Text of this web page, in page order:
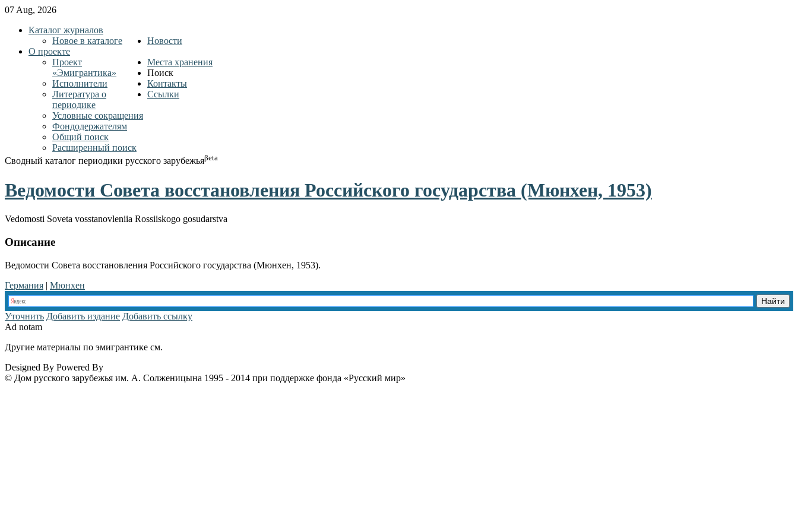
07 Aug, 2026
Каталог журналов
Новое в каталоге
Новости
О проекте
Проект
«Эмигрантика»
Исполнители
Литература о
периодике
Условные сокращения
Фондодержателям
Места хранения
Поиск
Общий поиск
Расширенный поиск
Контакты
Ссылки
Сводный каталог периодики русского зарубежьяβeta
Ведомости Совета восстановления Российского государства (Мюнхен, 1953)
Vedomosti Soveta vosstanovleniia Rossiiskogo gosudarstva
Описание
Ведомости Совета восстановления Российского государства (Мюнхен, 1953).
Германия | Мюнхен
Уточнить Добавить издание Добавить ссылку
Ad notam
Другие материалы по эмигрантике см.
Designed By Powered By
© Дом русского зарубежья им. А. Солженицына 1995 - 2014 при поддержке фонда «Русский мир»